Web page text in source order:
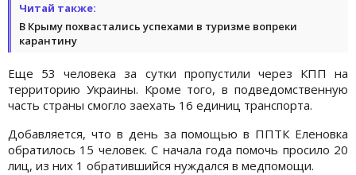
Читай также:
В Крыму похвастались успехами в туризме вопреки
карантину
Еще 53 человека за сутки пропустили через КПП на
территорию Украины. Кроме того, в подведомственную
часть страны смогло заехать 16 единиц транспорта.
Добавляется, что в день за помощью в ППТК Еленовка
обратилось 15 человек. С начала года помочь просило 20
лиц, из них 1 обратившийся нуждался в медпомощи.